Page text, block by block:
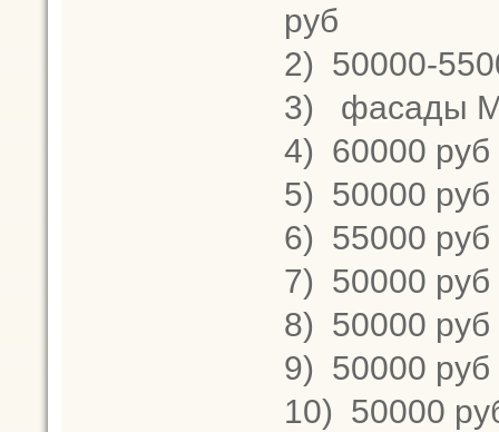
руб
2) 50000-
3)
фасады
4) 60000 руб
5) 50000 руб
6) 55000 руб
7) 50000 руб
8) 50000 руб
9) 50000 руб
10) 50000